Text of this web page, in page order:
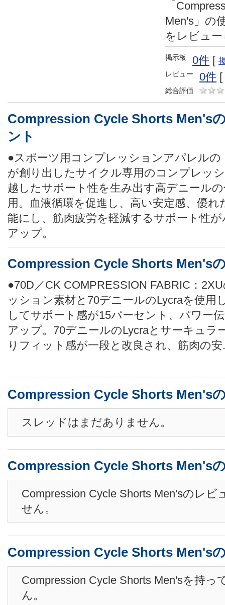
「
Men's」の
をレビュ
掲示板 0件 [
レビュー 0件 [
総合評価
Compression Cycle Shorts Men's
ント
●スポーツ用コンプレッションアパレルの
が創り出したサイクル専用のコンプレッ
越したサポート性を生み出す高デニール
用。血液循環を促進し、高い安定感、優れ
能にし、筋肉疲労を軽減するサポート性
アップ。
Compression Cycle Shorts Men's
●70D／CK COMPRESSION FABRIC：
ッション素材と70デニールのLycraを使用
してサポート感が15パーセント、パワー
アップ。70デニールのLycraとサーキュラ
りフィット感が一段と改良され、筋肉の安
Compression Cycle Shorts Men's
スレッドはまだありません。
Compression Cycle Shorts Men's
Compression Cycle Shorts Men'sのレビ
せん。
Compression Cycle Shorts Men's
Compression Cycle Shorts Men'sを持っ
ん。